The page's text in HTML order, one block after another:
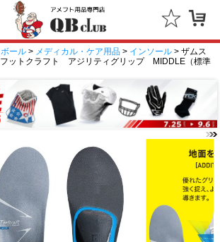
ール > メディカル・ケア用品 > インソール > ザムス
ットクラフト アジリティグリップ MIDDLE（標準